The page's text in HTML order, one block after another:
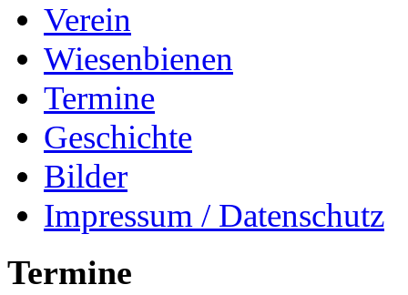
Verein
Wiesenbienen
Termine
Geschichte
Bilder
Impressum / Datenschutz
Termine